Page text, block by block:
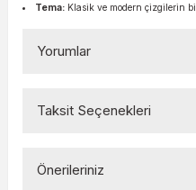
Tema: Klasik ve modern çizgilerin
Yorumlar
Taksit Seçenekleri
Önerileriniz